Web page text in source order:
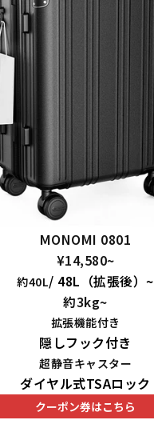
MONOMI 0801
¥14,580~
約40L/ 48L（拡張後）~
約3kg~
拡張機能付き
隠しフック付き
超静音キャスター
ダイヤル式TSAロック
クーポン券はこちら